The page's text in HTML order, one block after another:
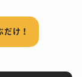
け！